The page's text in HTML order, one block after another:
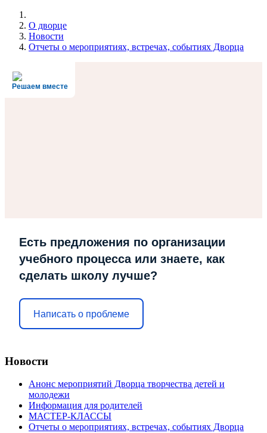
О дворце
Новости
Отчеты о мероприятиях, встречах, событиях Дворца
Решаем вместе
Есть предложения по организации
учебного процесса или знаете, как
сделать школу лучше?
Написать о проблеме
Новости
Анонс мероприятий Дворца творчества детей и
молодежи
Информация для родителей
МАСТЕР-КЛАССЫ
Отчеты о мероприятиях, встречах, событиях Дворца